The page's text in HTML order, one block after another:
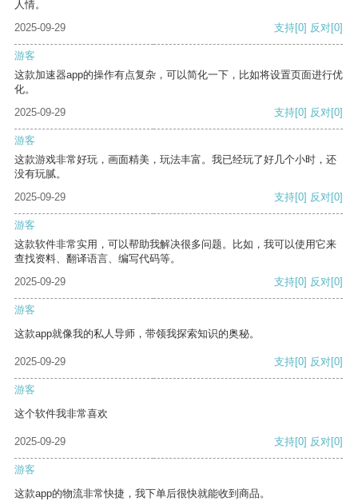
人情。
2025-09-29
支持[0] 反对[0]
游客
这款加速器app的操作有点复杂，可以简化一下，比如将设置页面进行优
化。
2025-09-29
支持[0] 反对[0]
游客
这款游戏非常好玩，画面精美，玩法丰富。我已经玩了好几个小时，还
没有玩腻。
2025-09-29
支持[0] 反对[0]
游客
这款软件非常实用，可以帮助我解决很多问题。比如，我可以使用它来
查找资料、翻译语言、编写代码等。
2025-09-29
支持[0] 反对[0]
游客
这款app就像我的私人导师，带领我探索知识的奥秘。
2025-09-29 支持[0] 反对[0]
游客
这个软件我非常喜欢
2025-09-29 支持[0] 反对[0]
游客
这款app的物流非常快捷，我下单后很快就能收到商品。